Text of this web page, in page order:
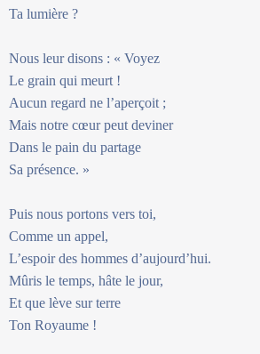
Ta lumière ?
Nous leur disons : « Voyez
Le grain qui meurt !
Aucun regard ne l’aperçoit ;
Mais notre cœur peut deviner
Dans le pain du partage
Sa présence. »
Puis nous portons vers toi,
Comme un appel,
L’espoir des hommes d’aujourd’hui.
Mûris le temps, hâte le jour,
Et que lève sur terre
Ton Royaume !